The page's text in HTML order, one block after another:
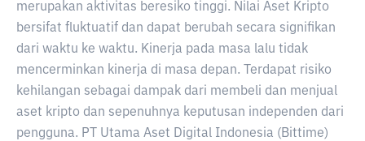
merupakan aktivitas beresiko tinggi. Nilai Aset Kripto
bersifat fluktuatif dan dapat berubah secara signifikan
dari waktu ke waktu. Kinerja pada masa lalu tidak
mencerminkan kinerja di masa depan. Terdapat risiko
kehilangan sebagai dampak dari membeli dan menjual
aset kripto dan sepenuhnya keputusan independen dari
pengguna. PT Utama Aset Digital Indonesia (Bittime)